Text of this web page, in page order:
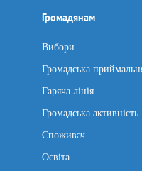
Громадянам
Вибори
Громадська
Гаряча лінія
Громадська активність
Споживач
Освіта